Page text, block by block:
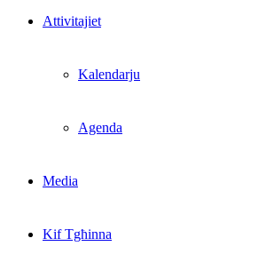
Attivitajiet
Kalendarju
Agenda
Media
Kif Tgħinna